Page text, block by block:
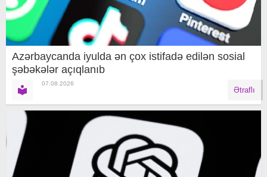
Azərbaycanda iyulda ən çox istifadə edilən sosial
şəbəkələr açıqlanıb
07.08.2026
Ətraflı